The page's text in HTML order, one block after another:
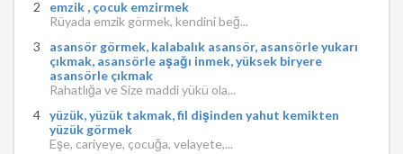
emzik , çocuk emzirmek
Rüyada emzik görmek, kendini beğ...
asansör görmek, kalabalık asansör, asansörle yukarı
çıkmak, asansörle aşağı inmek, yüksek biryere
asansörle çıkmak
Rahatlığa ve Size maddi yükü ola...
yüzük, yüzük takmak, fil dişinden yahut kemikten
yüzük görmek
Eşe, cariyeye, çocuğa, velayete,...